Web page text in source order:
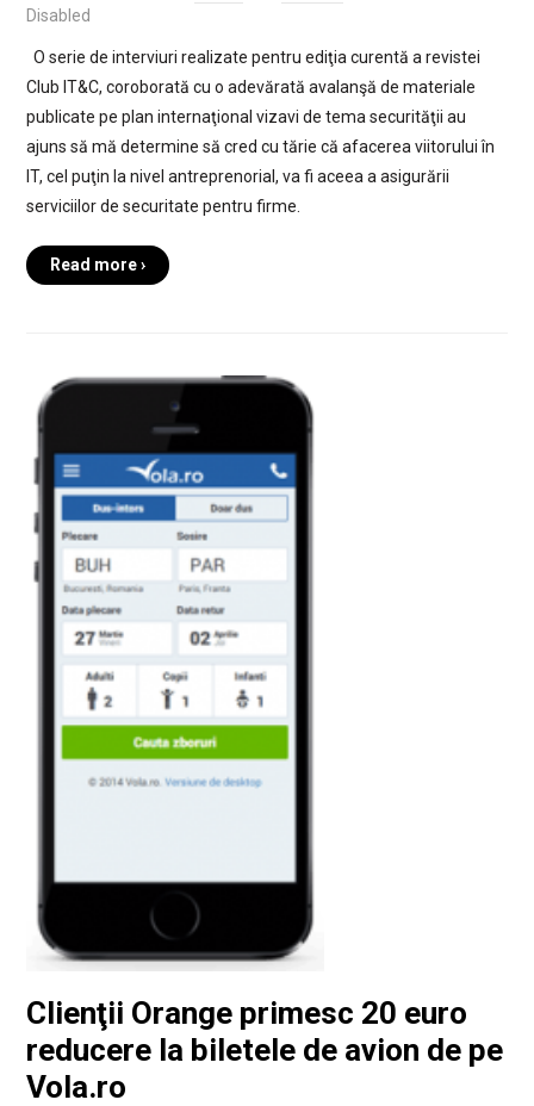
Disabled
O serie de interviuri realizate pentru ediţia curentă a revistei
Club IT&C, coroborată cu o adevărată avalanşă de materiale
publicate pe plan internaţional vizavi de tema securităţii au
ajuns să mă determine să cred cu tărie că afacerea viitorului în
IT, cel puţin la nivel antreprenorial, va fi aceea a asigurării
serviciilor de securitate pentru firme.
Read more ›
Clienţii Orange primesc 20 euro
reducere la biletele de avion de pe
Vola.ro